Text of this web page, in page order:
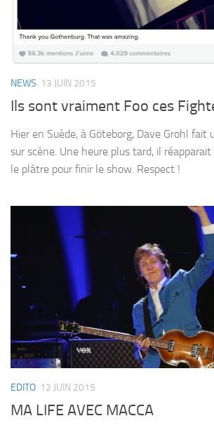
NEWS 13 JUIN 2015
Ils sont vraiment Foo ces
Hier en Suède, à Göteborg, Dave Grohl fait
sur scène. Une heure plus tard, il
le plâtre pour finir le show. Respect !
EDITO 12 JUIN 2015
MA LIFE AVEC MACCA